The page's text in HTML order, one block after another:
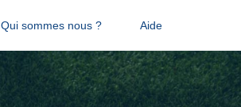
Qui sommes nous ? Aide